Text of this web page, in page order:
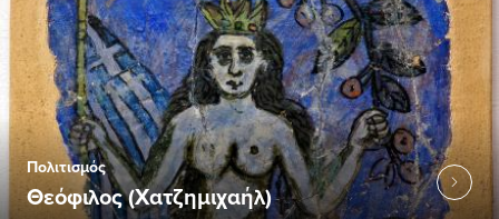
Πολιτισμός
Θεόφιλος (Χατζημιχαήλ)